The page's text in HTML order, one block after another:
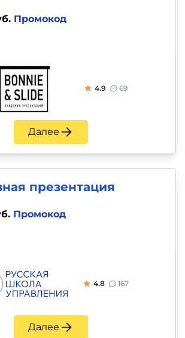
Промокод
4.9 69
Далее
презентация
Промокод
4.8 167
Далее